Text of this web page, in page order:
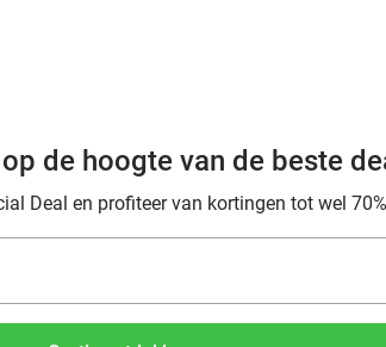
van het
de hoogte van de beste
Deal en profiteer van kortingen tot wel